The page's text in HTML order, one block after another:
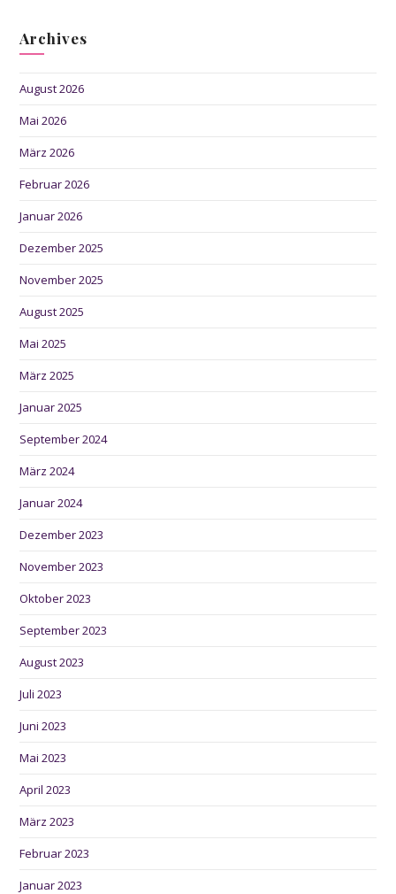
Archives
August 2026
Mai 2026
März 2026
Februar 2026
Januar 2026
Dezember 2025
November 2025
August 2025
Mai 2025
März 2025
Januar 2025
September 2024
März 2024
Januar 2024
Dezember 2023
November 2023
Oktober 2023
September 2023
August 2023
Juli 2023
Juni 2023
Mai 2023
April 2023
März 2023
Februar 2023
Januar 2023